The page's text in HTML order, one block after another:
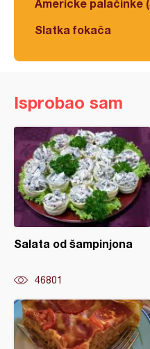
Americke palačinke
Slatka fokača
Isprobao sam
Salata od šampinjona
46801